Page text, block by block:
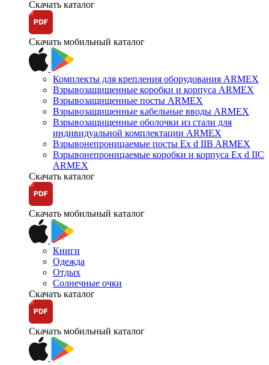
Скачать каталог
Скачать мобильный каталог
Комплекты для крепления оборудования ARMEX
Взрывозащищенные коробки и корпуса ARMEX
Взрывозащищенные посты ARMEX
Взрывозащищенные кабельные вводы ARMEX
Взрывозащищенные оболочки из стали для
индивидуальной комплектации ARMEX
Взрывонепроницаемые посты Ex d IIB ARMEX
Взрывонепроницаемые коробки и корпуса Ex d IIС
ARMEX
Скачать каталог
Скачать мобильный каталог
Книги
Одежда
Отдых
Солнечные очки
Скачать каталог
Скачать мобильный каталог